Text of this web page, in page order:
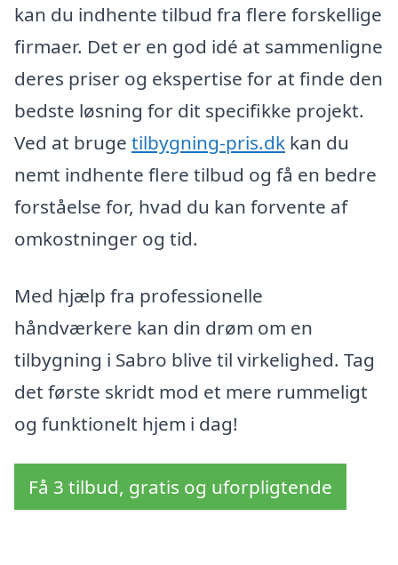
kan du indhente tilbud fra flere forskellige
firmaer. Det er en god idé at sammenligne
deres priser og ekspertise for at finde den
bedste løsning for dit specifikke projekt.
Ved at bruge tilbygning-pris.dk kan du
nemt indhente flere tilbud og få en bedre
forståelse for, hvad du kan forvente af
omkostninger og tid.
Med hjælp fra professionelle
håndværkere kan din drøm om en
tilbygning i Sabro blive til virkelighed. Tag
det første skridt mod et mere rummeligt
og funktionelt hjem i dag!
Få 3 tilbud, gratis og uforpligtende